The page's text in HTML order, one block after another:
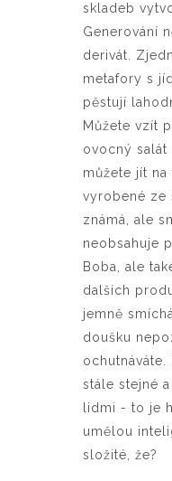
skladeb
Generování
derivát.
metafory s
pěstují
Můžete vzít
ovocný
můžete jít
vyrobené ze
známá, ale
neobsahuje
Boba, ale
dalších
jemně
doušku
stále stejné
lidmi - to je
umělou
složité, že?